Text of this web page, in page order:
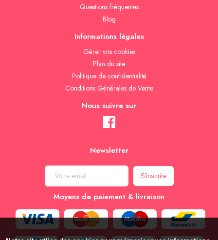
Questions fréquentes
Blog
Informations légales
Gèrer vos cookies
Plan du site
Politique de confidentialité
Conditions Générales de Vente
Nous suivre sur
Newsletter
Moyens de paiement & livraison